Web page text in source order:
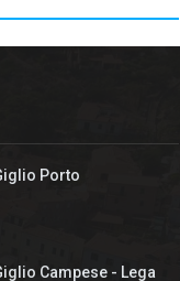
Porto
Campese - Lega